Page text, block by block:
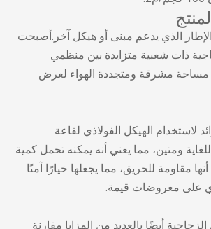
الإطار الذي يدعم مبنى أو هيكل آخر.أصبحت
ذات شعبية متزايدة بين منظمي
مساحة مشرقة ومتجددة الهواء لعرض
لاستخدام الهيكل الفولاذي لقاعة
ومتين، مما يعني أنه يمكنه تحمل كمية
مقاومة للحريق، مما يجعلها خيارًا آمنًا
على معروضات قيمة.
أيضًا بالعديد من المزايا مقارنة